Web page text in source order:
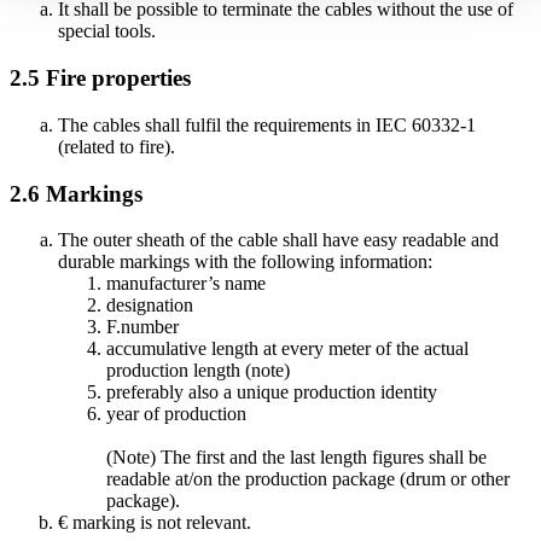
It shall be possible to terminate the cables without the use of
special tools.
2.5 Fire properties
The cables shall fulfil the requirements in IEC 60332-1
(related to fire).
2.6 Markings
The outer sheath of the cable shall have easy readable and
durable markings with the following information:
manufacturer’s name
designation
F.number
accumulative length at every meter of the actual
production length (note)
preferably also a unique production identity
year of production
(Note) The first and the last length figures shall be
readable at/on the production package (drum or other
package).
€ marking is not relevant.